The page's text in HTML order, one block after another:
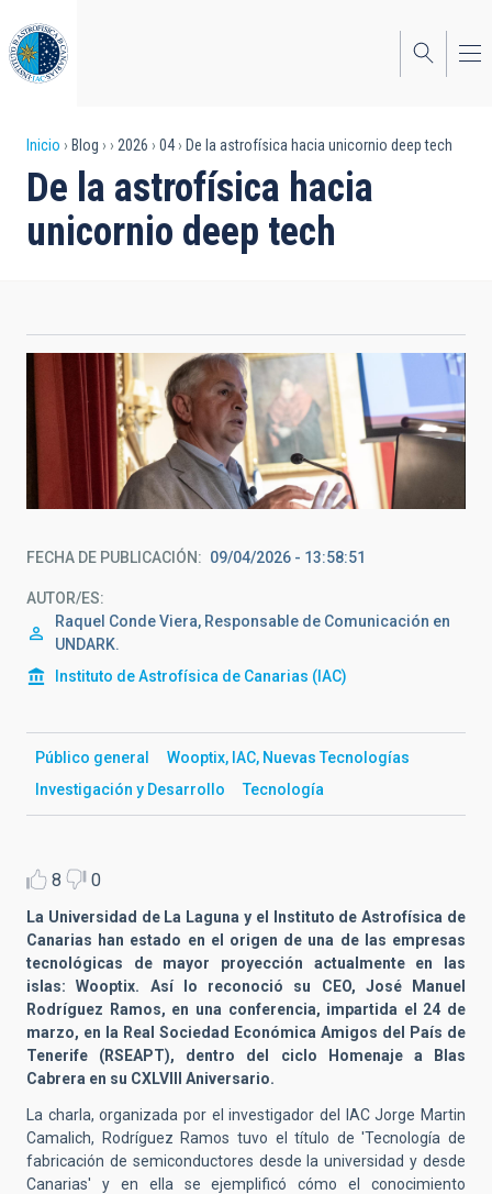
al
contenido
principal
Sobrescribir
enlaces
de
la
navegación
Inicio Blog 2026 04 De la astrofísica hacia unicornio deep tech
De la astrofísica hacia
unicornio deep tech
Jose Manuel Rodríguez Ramos durante su intervención
en la RSEAPT.
FECHA DE PUBLICACIÓN 09/04/2026 - 13:58:51
AUTOR/ES
Raquel Conde Viera, Responsable de Comunicación en
UNDARK.
Instituto de Astrofísica de Canarias (IAC)
Público general
Wooptix, IAC, Nuevas Tecnologías
Investigación y Desarrollo
Tecnología
8 0
La Universidad de La Laguna y el Instituto de Astrofísica de
Canarias han estado en el origen de una de las empresas
tecnológicas de mayor proyección actualmente en las
islas: Wooptix. Así lo reconoció su CEO, José Manuel
Rodríguez Ramos, en una conferencia, impartida el 24 de
marzo, en la Real Sociedad Económica Amigos del País de
Tenerife (RSEAPT), dentro del ciclo Homenaje a Blas
Cabrera en su CXLVIII Aniversario.
La charla, organizada por el investigador del IAC Jorge Martin
Camalich, Rodríguez Ramos tuvo el título de 'Tecnología de
fabricación de semiconductores desde la universidad y desde
Canarias' y en ella se ejemplificó cómo el conocimiento